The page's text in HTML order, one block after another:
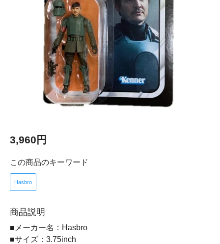
3,960円
この商品のキーワード
Hasbro
商品説明
■メーカー名：Hasbro
■サイズ：3.75inch